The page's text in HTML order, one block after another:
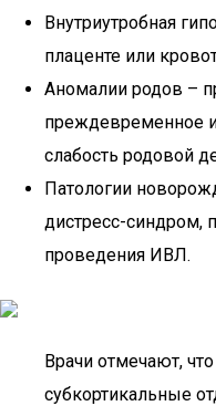
Внутриутробная
плаценте или
Аномалии родов –
преждевременное
слабость родовой
Патологии
дистресс-синдром,
проведения ИВЛ.
Врачи отмечают,
субкортикальные